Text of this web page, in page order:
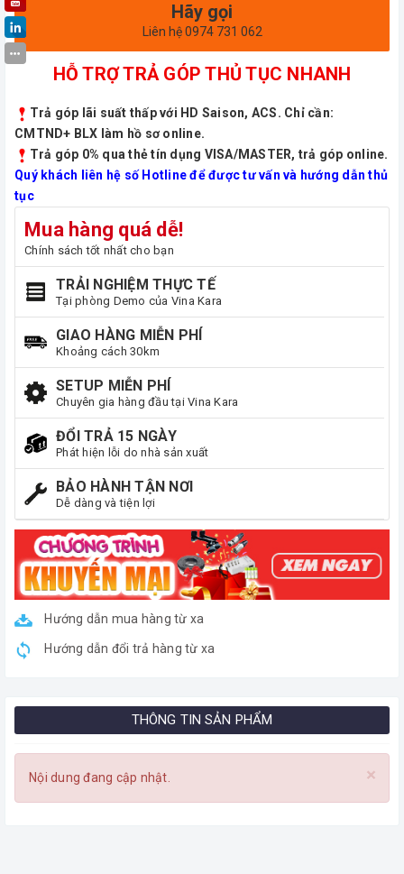
Hãy gọi
Liên hệ 0974 731 062
HỖ TRỢ TRẢ GÓP THỦ TỤC NHANH
Trả góp lãi suất thấp với HD Saison, ACS. Chỉ cần:
CMTND+ BLX làm hồ sơ online.
Trả góp 0% qua thẻ tín dụng VISA/MASTER, trả góp online.
Quý khách liên hệ số Hotline để được tư vấn và hướng dẫn thủ
tục
Mua hàng quá dễ!
Chính sách tốt nhất cho bạn
TRẢI NGHIỆM THỰC TẾ
Tại phòng Demo của Vina Kara
GIAO HÀNG MIỄN PHÍ
Khoảng cách 30km
SETUP MIỄN PHÍ
Chuyên gia hàng đầu tại Vina Kara
ĐỔI TRẢ 15 NGÀY
Phát hiện lỗi do nhà sản xuất
BẢO HÀNH TẬN NƠI
Dễ dàng và tiện lợi
Hướng dẫn mua hàng từ xa
Hướng dẫn đổi trả hàng từ xa
THÔNG TIN SẢN PHẨM
×
Nội dung đang cập nhật.